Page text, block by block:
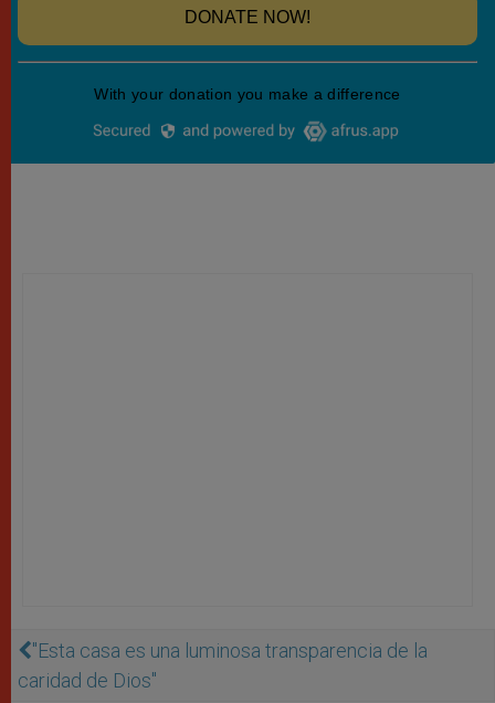
''Esta casa es una luminosa transparencia de la
caridad de Dios''